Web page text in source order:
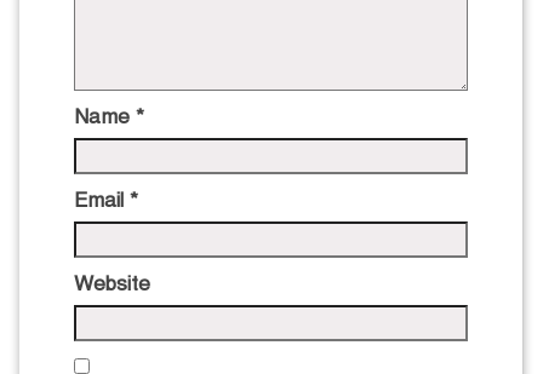
Name *
Email *
Website